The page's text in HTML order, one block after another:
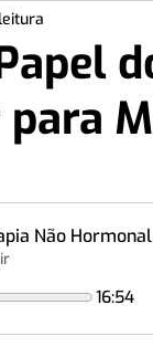
Fios de Sustentação
Toxina
Não
16:54